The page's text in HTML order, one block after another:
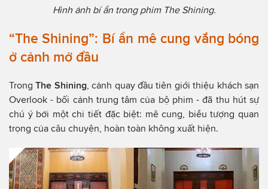
Hình ảnh bí ẩn trong phim The Shining.
“The Shining”: Bí ẩn mê cung vắng bóng
ở cảnh mở đầu
TrongThe Shining, cảnh quay đầu tiên giới thiệu khách sạn
Overlook - bối cảnh trung tâm của bộ phim - đã thu hút sự
chú ý bởi một chi tiết đặc biệt: mê cung, biểu tượng quan
trọng của câu chuyện, hoàn toàn không xuất hiện.